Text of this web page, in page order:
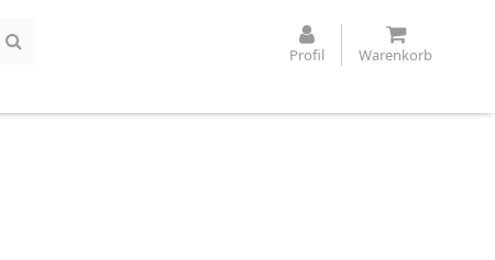
Profil Warenkorb